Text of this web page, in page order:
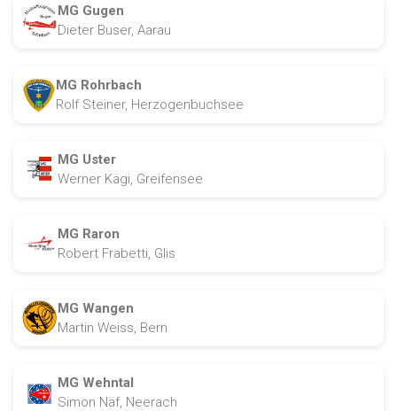
MG Gugen
Dieter Buser, Aarau
MG Rohrbach
Rolf Steiner, Herzogenbuchsee
MG Uster
Werner Kägi, Greifensee
MG Raron
Robert Frabetti, Glis
MG Wangen
Martin Weiss, Bern
MG Wehntal
Simon Näf, Neerach